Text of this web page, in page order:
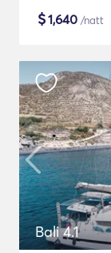
$1,640 /natt
Bali 4.1